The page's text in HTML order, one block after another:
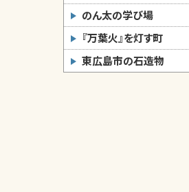
のん太の学び場
『万葉火』を灯す町
東広島市の石造物